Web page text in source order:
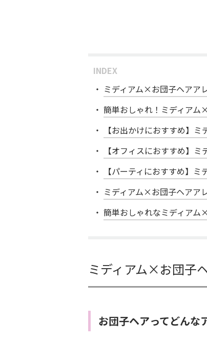
INDEX
ミディアム×お団子ヘアア
簡単おしゃれ！ミディア
【お出かけにおすすめ】
【オフィスにおすすめ】
【パーティにおすすめ】
ミディアム×お団子ヘアア
簡単おしゃれなミディア
ミディアム×お団子
お団子ヘアってどんな